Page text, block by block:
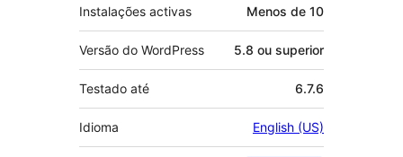
Instalações activas Menos de 10
Versão do WordPress 5.8 ou superior
Testado até 6.7.6
Idioma English (US)